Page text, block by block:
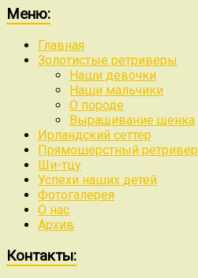
Меню:
Главная
Золотистые ретриверы
Наши девочки
Наши мальчики
О породе
Выращивание щенка
Ирландский сеттер
Прямошерстный ретривер
Ши-тцу
Успехи наших детей
Фотогалерея
О нас
Архив
Контакты: